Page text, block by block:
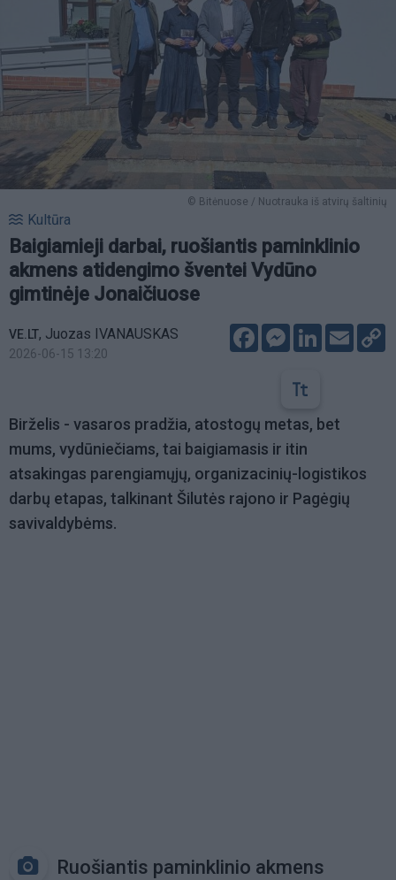
© Bitėnuose / Nuotrauka iš atvirų šaltinių
Kultūra
Baigiamieji darbai, ruošiantis paminklinio
akmens atidengimo šventei Vydūno
gimtinėje Jonaičiuose
VE.LT, Juozas IVANAUSKAS
2026-06-15 13:20
FacebookMessenger
LinkedIn
Email
Birželis - vasaros pradžia, atostogų metas, bet
mums, vydūniečiams, tai baigiamasis ir itin
atsakingas parengiamųjų, organizacinių-logistikos
darbų etapas, talkinant Šilutės rajono ir Pagėgių
savivaldybėms.
Ruošiantis paminklinio akmens